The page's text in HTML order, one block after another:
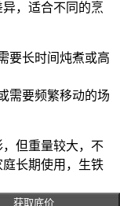
，适合不同的烹
要长时间炖煮或高
需要频繁移动的场
但重量较大，不
长期使用，生铁
用可能出现氧化
获取底价